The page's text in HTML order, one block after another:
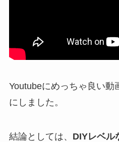
Youtubeにめっちゃ良い動
にしました。
結論としては、 DIYレベル